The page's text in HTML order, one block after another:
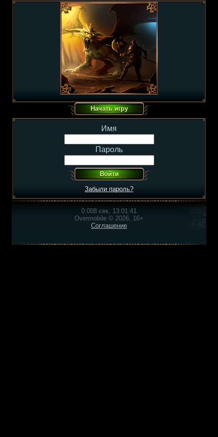
Имя
Пароль
Забыли пароль?
0.008 сек, 13:01:41
Overmobile © 2026, 16+
Соглашение